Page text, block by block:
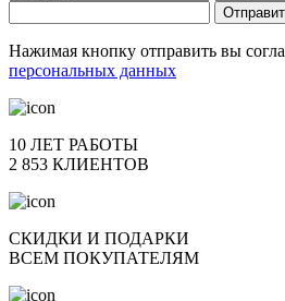
Нажимая кнопку отправить вы
персональных данных
10 ЛЕТ РАБОТЫ
2 853 КЛИЕНТОВ
СКИДКИ И ПОДАРКИ
ВСЕМ ПОКУПАТЕЛЯМ